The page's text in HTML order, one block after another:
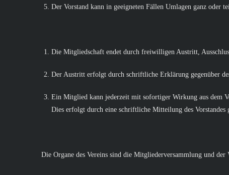
Der Vorstand kann in geeigneten Fällen Umlagen ganz oder
Die Mitgliedschaft endet durch freiwilligen Austritt,
Der Austritt erfolgt durch schriftliche Erklärung gegenüber
Ein Mitglied kann jederzeit mit sofortiger Wirkung aus dem
Dies erfolgt durch eine schriftliche Mitteilung des Vorstandes
Die Organe des Vereins sind die Mitgliederversammlung und der